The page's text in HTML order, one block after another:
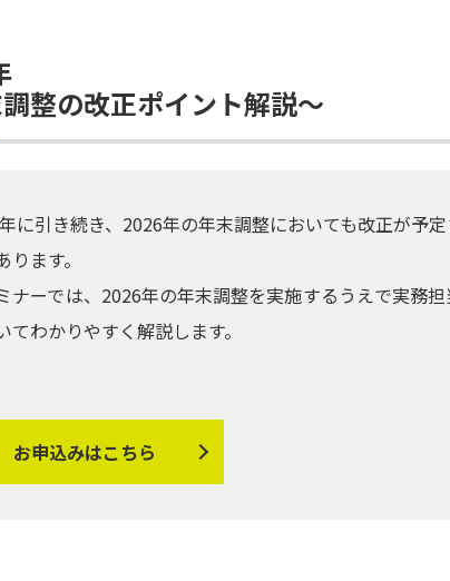
整の改正ポイント解説～
に引き続き、2026年の年末調整においても改正が予
ります。
ナーでは、2026年の年末調整を実施するうえで実務
てわかりやすく解説します。
お申込みはこちら